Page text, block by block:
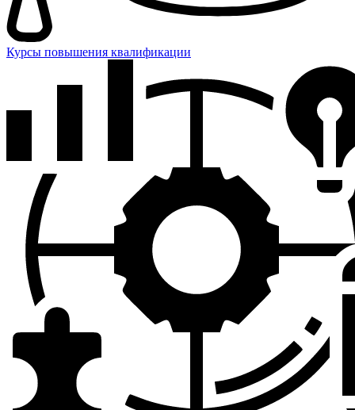
Курсы повышения квалификации